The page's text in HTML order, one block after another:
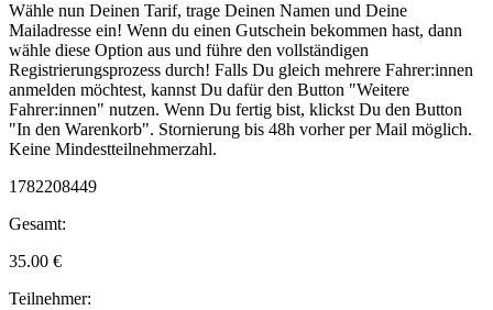
Wähle nun Deinen Tarif, trage Deinen Namen und Deine
Mailadresse ein! Wenn du einen Gutschein bekommen hast, dann
wähle diese Option aus und führe den vollständigen
Registrierungsprozess durch! Falls Du gleich mehrere Fahrer:innen
anmelden möchtest, kannst Du dafür den Button "Weitere
Fahrer:innen" nutzen. Wenn Du fertig bist, klickst Du den Button
"In den Warenkorb". Stornierung bis 48h vorher per Mail möglich.
Keine Mindestteilnehmerzahl.
1782208449
Gesamt:
35.00 €
Teilnehmer: